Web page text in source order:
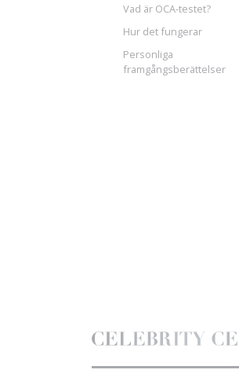
Vad är OCA-testet?
Hur det fungerar
Personliga
framgångsberättelser